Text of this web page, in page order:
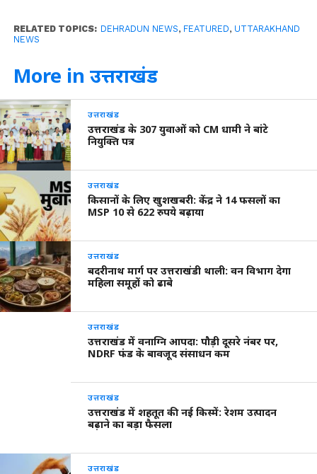
RELATED TOPICS: DEHRADUN NEWS, FEATURED, UTTARAKHAND
NEWS
More in उत्तराखंड
उत्तराखंड
उत्तराखंड के 307 युवाओं को CM धामी ने बांटे
नियुक्ति पत्र
उत्तराखंड
किसानों के लिए खुशखबरी: केंद्र ने 14 फसलों का
MSP 10 से 622 रुपये बढ़ाया
उत्तराखंड
बदरीनाथ मार्ग पर उत्तराखंडी थाली: वन विभाग देगा
महिला समूहों को ढाबे
उत्तराखंड
उत्तराखंड में वनाग्नि आपदा: पौड़ी दूसरे नंबर पर,
NDRF फंड के बावजूद संसाधन कम
उत्तराखंड
उत्तराखंड में शहतूत की नई किस्में: रेशम उत्पादन
बढ़ाने का बड़ा फैसला
उत्तराखंड